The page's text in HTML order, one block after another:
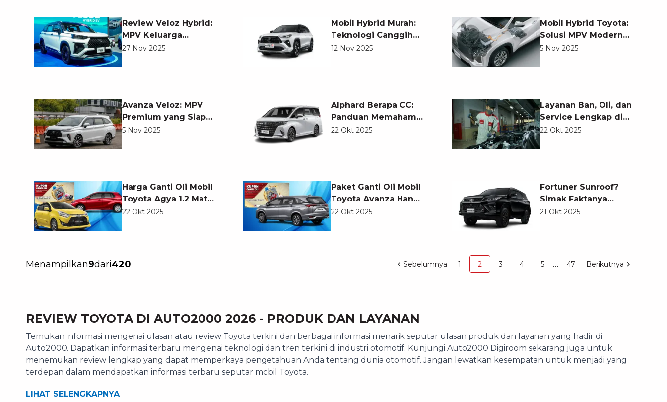
Review Veloz Hybrid:
MPV Keluarga
Modern yang
Semakin Irit dan
27 Nov 2025
Mobil Hybrid Murah:
Teknologi Canggih
yang Kini Semakin
12 Nov 2025
Mobil Hybrid Toyota:
Solusi MPV Modern
yang Efisien dan
5 Nov 2025
Avanza Veloz: MPV
Premium yang Siap
Jadi Pilihan Keluarga
5 Nov 2025
Alphard Berapa CC:
Panduan Memahami
Spesifikasi dan
22 Okt 2025
Layanan Ban, Oli, dan
Service Lengkap di
Auto2000
22 Okt 2025
Harga Ganti Oli Mobil
Toyota Agya 1.2 Matic
Mulai Rp400 Ribuan
22 Okt 2025
Paket Ganti Oli Mobil
Toyota Avanza Hanya
Rp418.500 di
22 Okt 2025
Fortuner Sunroof?
Simak Faktanya
Berikut ini
21 Okt 2025
Menampilkan9dari420 Sebelumnya 1 2 3 4 5 … 47 Berikutnya
REVIEW TOYOTA DI AUTO2000 2026 - PRODUK DAN LAYANAN
Temukan informasi mengenai ulasan atau review Toyota terkini dan berbagai informasi menarik seputar ulasan produk dan layanan yang hadir di
Auto2000. Dapatkan informasi terbaru mengenai teknologi dan tren terkini di industri otomotif. Kunjungi Auto2000 Digiroom sekarang juga untuk
menemukan review lengkap yang dapat memperkaya pengetahuan Anda tentang dunia otomotif. Jangan lewatkan kesempatan untuk menjadi yang
terdepan dalam mendapatkan informasi terbaru seputar mobil Toyota.
LIHAT SELENGKAPNYA